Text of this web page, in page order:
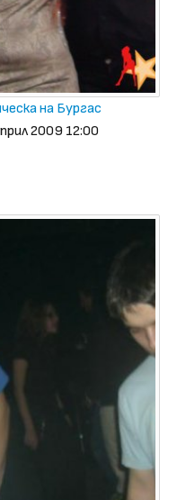
на Бургас
2009 12:00